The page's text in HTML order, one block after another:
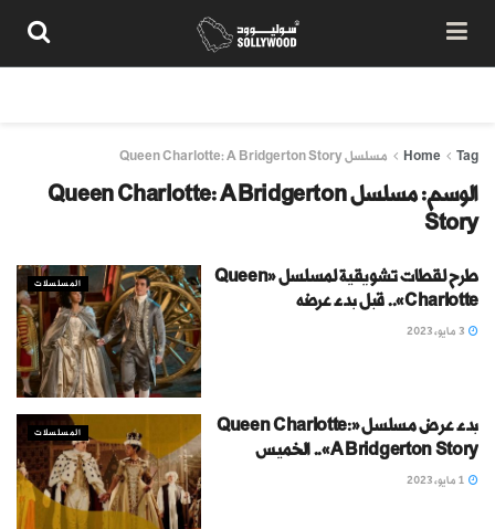
Home Tag مسلسل Queen Charlotte: A Bridgerton Story
الوسم:
مسلسل Queen Charlotte: A Bridgerton
Story
المسلسلات
طرح لقطات تشويقية لمسلسل «Queen
Charlotte».. قبل بدء عرضه
المسلسلات
بدء عرض مسلسل «Queen Charlotte:
A Bridgerton Story».. الخميس